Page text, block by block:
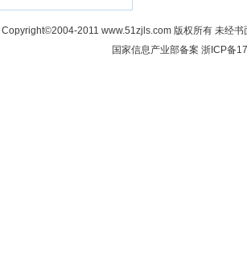
Copyright©2004-2011 www.51zjls.com 版权所有 未经
国家信息产业部备案 浙ICP备